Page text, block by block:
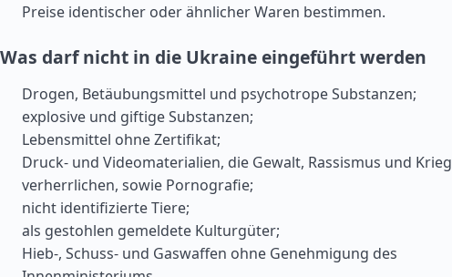
Preise identischer oder ähnlicher Waren bestimmen.
Was darf nicht in die Ukraine eingeführt werden
Drogen, Betäubungsmittel und psychotrope Substanzen;
explosive und giftige Substanzen;
Lebensmittel ohne Zertifikat;
Druck- und Videomaterialien, die Gewalt, Rassismus und Krieg
verherrlichen, sowie Pornografie;
nicht identifizierte Tiere;
als gestohlen gemeldete Kulturgüter;
Hieb-, Schuss- und Gaswaffen ohne Genehmigung des